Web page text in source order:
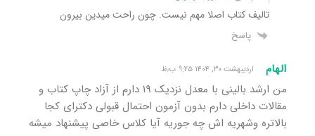
تالیف کتاب اصلا مهم نیست. چون راحت میدین بیرون
پاسخ
الهام اردیبهشت ۳۰, ۱۴۰۴ ۹:۲۵ ب٫ظ
من ارشد بالینی با معدل نزدیک ۱۹ دارم از آزاد چاپ کتاب و
مقالات داخلی دارم بدون آزمون احتمال قبولی دکترای کجا
بالاتره و‌شهریه اش چه جوریه آیا کلاس خاصی پیشنهاد میشه